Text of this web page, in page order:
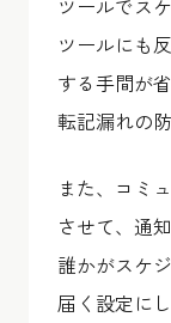
ツールにも
する手間が
転記漏れの
また、コミ
させて、通
誰かがスケ
届く設定に